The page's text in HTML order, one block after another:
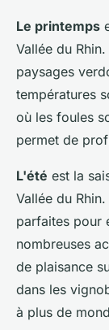
Le printemps
Vallée du
paysages
températures
où les foules
permet de
L'été est la
Vallée du
parfaites pour
nombreuses
de plaisance
dans les
à plus de